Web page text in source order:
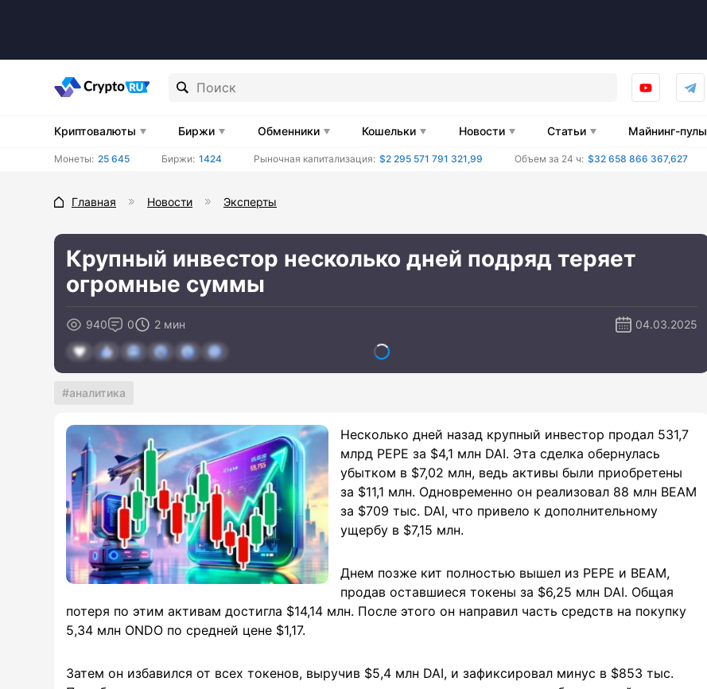
Криптовалюты Биржи Обменники Кошельки Новости Статьи Майнинг-пулы
Монеты: 25 645 Биржи: 1424 Рыночная капитализация: $2 295 571 791 321,99 Объем за 24 ч: $32 658 866 367,627
Главная Новости Эксперты
Крупный инвестор несколько дней подряд теряет
огромные суммы
940 0 2 мин 04.03.2025
аналитика
Несколько дней назад крупный инвестор продал 531,7
млрд PEPE за $4,1 млн DAI. Эта сделка обернулась
убытком в $7,02 млн, ведь активы были приобретены
за $11,1 млн. Одновременно он реализовал 88 млн BEAM
за $709 тыс. DAI, что привело к дополнительному
ущербу в $7,15 млн.
Днем позже кит полностью вышел из PEPE и BEAM,
продав оставшиеся токены за $6,25 млн DAI. Общая
потеря по этим активам достигла $14,14 млн. После этого он направил часть средств на покупку
5,34 млн ONDO по средней цене $1,17.
Затем он избавился от всех токенов, выручив $5,4 млн DAI, и зафиксировал минус в $853 тыс.